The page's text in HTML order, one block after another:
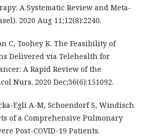
A Systematic Review and Meta-
2020 Aug 11;12(8):2240.
C, Toohey K. The Feasibility of
Delivered vía Telehealth for
A Rapid Review of the
Nurs. 2020 Dec;36(6):151092.
Egli A-M, Schoendorf S, Windisch
of a Comprehensive Pulmonary
Post-COVID-19 Patients.